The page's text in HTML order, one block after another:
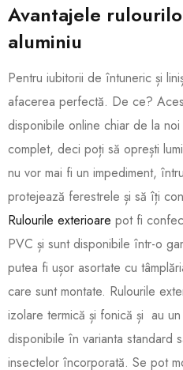
Avantajele
aluminiu
Pentru iubitorii de întuneric și
afacerea perfectă. De ce?
disponibile online chiar de la
complet, deci poți să oprești
nu vor mai fi un impediment,
protejează ferestrele și să îți
Rulourile exterioare pot fi
PVC și sunt disponibile într-o
putea fi ușor asortate cu
care sunt montate. Rulourile
izolare termică și fonică și au
disponibile în varianta standard
insectelor încorporată. Se pot